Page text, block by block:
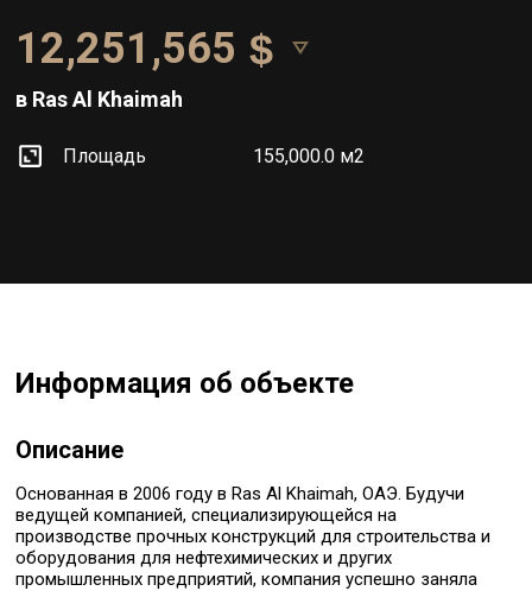
12,251,565
в Ras Al Khaimah
Площадь 155,000.0 м2
Информация об объекте
Описание
Основанная в 2006 году в Ras Al Khaimah, ОАЭ. Будучи
ведущей компанией, специализирующейся на
производстве прочных конструкций для строительства и
оборудования для нефтехимических и других
промышленных предприятий, компания успешно заняла